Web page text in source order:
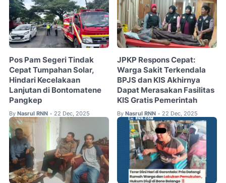
Pos Pam Segeri Tindak
Cepat Tumpahan Solar,
Hindari Kecelakaan
Lanjutan di Bontomatene
Pangkep
By Nasrul RNN • 22 Dec, 2025
JPKP Respons Cepat:
Warga Sakit Terkendala
BPJS dan KIS Akhirnya
Dapat Merasakan Fasilitas
KIS Gratis Pemerintah
By Nasrul RNN • 22 Dec, 2025